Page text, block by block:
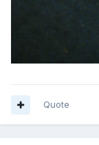
Quote